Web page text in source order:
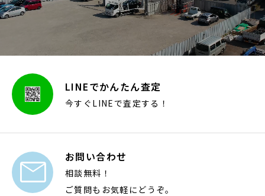
LINEでかんたん査定
今すぐLINEで査定する！
 お問い合わせ
相談無料！
ご質問もお気軽にどうぞ。